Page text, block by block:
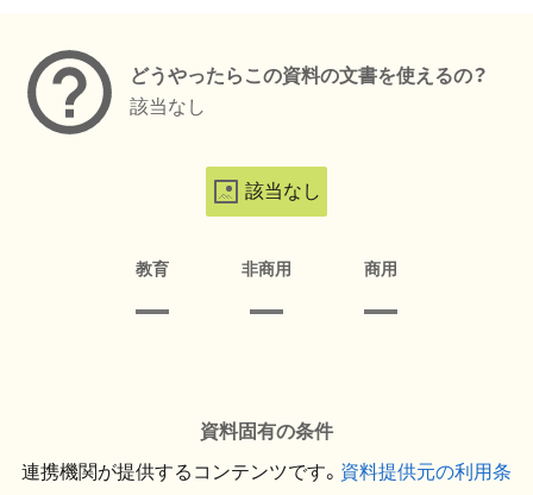
どうやったらこの資料の文書を使えるの？
該当なし
該当なし
教育 非商用 商用
資料固有の条件
連携機関が提供するコンテンツです。 資料提供元の利用条